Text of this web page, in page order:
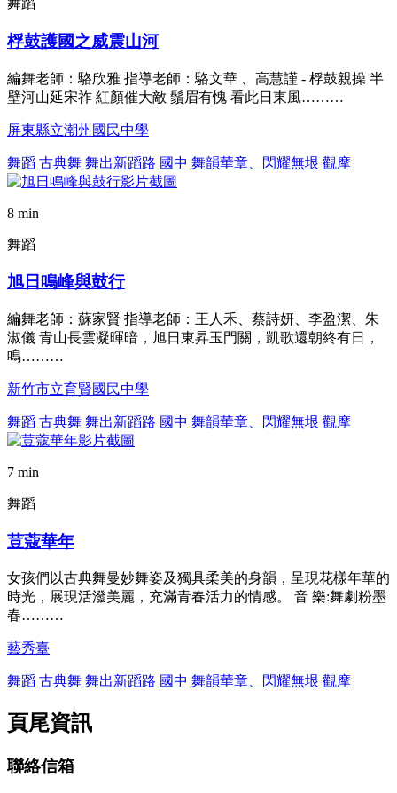
舞蹈
桴鼓護國之威震山河
編舞老師：駱欣雅 指導老師：駱文華 、高慧謹 - 桴鼓親操 半
壁河山延宋祚 紅顏催大敵 鬚眉有愧 看此日東風………
屏東縣立潮州國民中學
舞蹈 古典舞 舞出新蹈路 國中 舞韻華章、閃耀無垠 觀摩
8 min
舞蹈
旭日鳴峰與鼓行
編舞老師：蘇家賢 指導老師：王人禾、蔡詩妍、李盈潔、朱
淑儀 青山長雲凝暉暗，旭日東昇玉門關，凱歌還朝終有日，
鳴………
新竹市立育賢國民中學
舞蹈 古典舞 舞出新蹈路 國中 舞韻華章、閃耀無垠 觀摩
7 min
舞蹈
荳蔻華年
女孩們以古典舞曼妙舞姿及獨具柔美的身韻，呈現花樣年華的
時光，展現活潑美麗，充滿青春活力的情感。 音 樂:舞劇粉墨
春………
藝秀臺
舞蹈 古典舞 舞出新蹈路 國中 舞韻華章、閃耀無垠 觀摩
頁尾資訊
聯絡信箱